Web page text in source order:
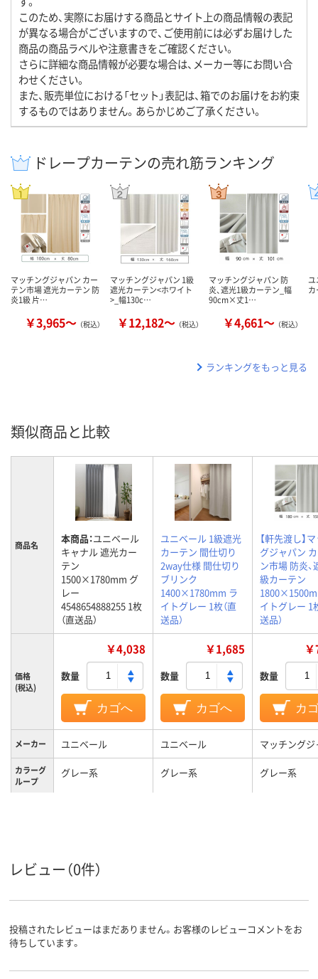
このため、実際にお届けする商品とサイト上の商品情報の表記
が異なる場合がございますので、ご使用前には必ずお届けした
商品の商品ラベルや注意書きをご確認ください。
さらに詳細な商品情報が必要な場合は、メーカー等にお問い合
わせください。
また、販売単位における「セット」表記は、箱でのお届けをお約束
するものではありません。あらかじめご了承ください。
ドレープカーテンの売れ筋ランキング
マッチングジャパン カー
テン市場 遮光カーテン 防
炎1級 片…
￥3,965～ （税込）
マッチングジャパン 1級
遮光カーテン<ホワイト
>_幅130c…
￥12,182～ （税込）
マッチングジャパン 防
炎、遮光1級カーテン_幅
90cm×丈1…
￥4,661～ （税込）
ランキングをもっと見る
類似商品と比較
商品名 本商品：ユニベール
キャナル 遮光カー
テン
1500×1780mm グ
レー
4548654888255 1枚
（直送品）
ユニベール 1級遮光
カーテン 間仕切り
2way仕様 間仕切り
ブリンク
1400×1780mm ラ
イトグレー 1枚（直
送品）
【軒先渡し】
グジャパン
ン市場 防炎、
級カーテン
イトグレー 1
送品）
価格
(税込)
￥4,038
数量
カゴへ
￥1,685
数量
カゴへ
数量
カ
メーカー ユニベール ユニベール マッチング
カラーグ
ループ
グレー系 グレー系 グレー系
レビュー（0件）
投稿されたレビューはまだありません。お客様のレビューコメントをお
待ちしています。